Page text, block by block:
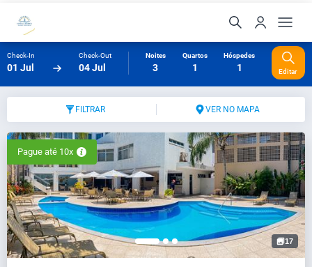
Check-In
01 Jul
Check-Out
04 Jul
Noites
3
Quartos
1
Hóspedes
1 Editar
FILTRAR VER NO MAPA
Pague até 10x
17